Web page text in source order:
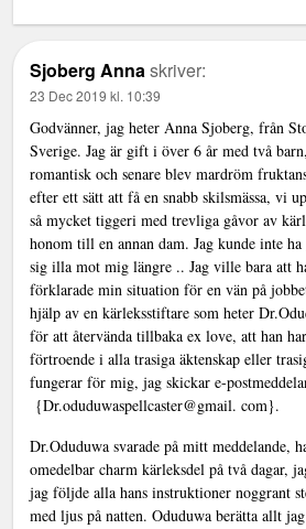
Sjoberg Annaskriver:
23 Dec 2019 kl. 10:39
Godvänner, jag heter Anna Sjoberg, från
Sverige. Jag är gift i över 6 år med två
romantisk och senare blev mardröm
efter ett sätt att få en snabb skilsmässa, vi
så mycket tiggeri med trevliga gåvor av
honom till en annan dam. Jag kunde inte
sig illa mot mig längre .. Jag ville bara att
förklarade min situation för en vän på
hjälp av en kärleksstiftare som heter
för att återvända tillbaka ex love, att han
förtroende i alla trasiga äktenskap eller
fungerar för mig, jag skickar e-
{Dr.oduduwaspellcaster@gmail. com}.
Dr.Oduduwa svarade på mitt meddelande,
omedelbar charm kärleksdel på två dagar,
jag följde alla hans instruktioner noggrant
med ljus på natten. Oduduwa berätta allt